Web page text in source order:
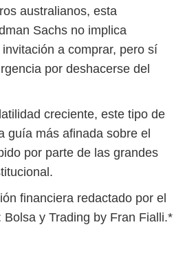
australianos, esta
Sachs no implica
a comprar, pero sí
por deshacerse del
creciente, este tipo de
guía más afinada sobre el
por parte de las grandes
financiera redactado por el
Bolsa y Trading by Fran Fialli.*